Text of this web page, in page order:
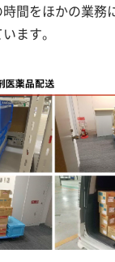
間をほかの業務
ます。